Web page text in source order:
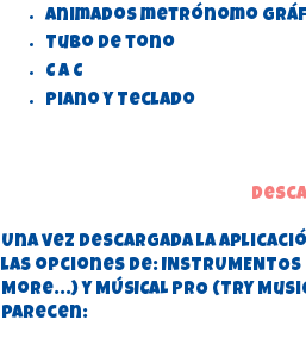
Animados metrónomo
Tubo de tono
C a C
Piano y Teclado
Una vez descargada la
las opciones de:
More...) y MÚSICAL PRO (Try
parecen: